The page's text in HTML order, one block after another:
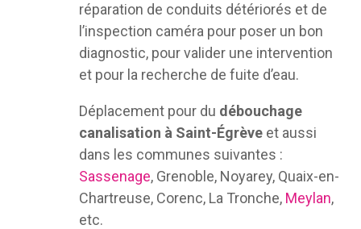
réparation de conduits détériorés et de
l’inspection caméra pour poser un bon
diagnostic, pour valider une intervention
et pour la recherche de fuite d’eau.
Déplacement pour du débouchage
canalisation à Saint-Égrève et aussi
dans les communes suivantes :
Sassenage, Grenoble, Noyarey, Quaix-en-
Chartreuse, Corenc, La Tronche, Meylan,
etc.